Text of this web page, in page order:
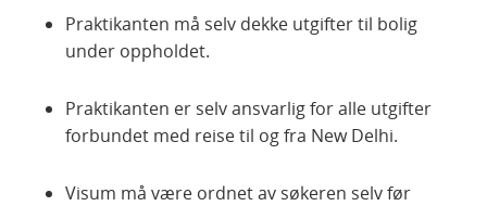
Praktikanten må selv dekke utgifter til bolig
under oppholdet.
Praktikanten er selv ansvarlig for alle utgifter
forbundet med reise til og fra New Delhi.
Visum må være ordnet av søkeren selv før